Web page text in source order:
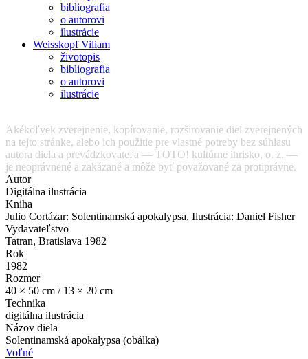
bibliografia
o autorovi
ilustrácie
Weisskopf Viliam
životopis
bibliografia
o autorovi
ilustrácie
Akékoľvek zverejnenie, kopírovanie, rozširovanie diel zverejnených
na tejto stránke, alebo ich použitie pre vlastné potreby bez súhlasu
autora diela a prevádzkovateľa — TOTO! kultúrne ihrisko, o. z. —
je neoprávnené a zakázané a môže byť považované za protiprávne.
Autor
Digitálna ilustrácia
Kniha
Julio Cortázar: Solentinamská apokalypsa, Ilustrácia: Daniel Fisher
Vydavateľstvo
Tatran, Bratislava 1982
Rok
1982
Rozmer
40 × 50 cm / 13 × 20 cm
Technika
digitálna ilustrácia
Názov diela
Solentinamská apokalypsa (obálka)
Voľné